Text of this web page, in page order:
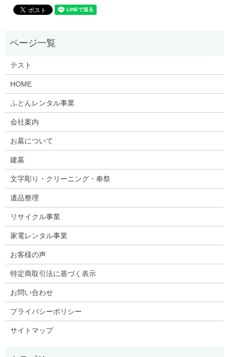
テスト
HOME
ふとんレンタル事業
会社案内
お墓について
建墓
文字彫り・クリーニング・奉祭
遺品整理
リサイクル事業
家電レンタル事業
お客様の声
特定商取引法に基づく表示
お問い合わせ
プライバシーポリシー
サイトマップ